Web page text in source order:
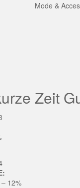
Mode &
Zeit
12%